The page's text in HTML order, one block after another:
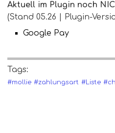
Aktuell im Plugin noch
(Stand 05.26 | Plugin-
Google Pay
Tags:
#mollie #zahlungsart #Liste